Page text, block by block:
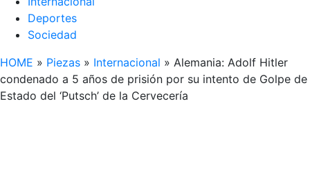
Deportes
Sociedad
HOME » Piezas » Internacional » Alemania: Adolf Hitler
condenado a 5 años de prisión por su intento de Golpe de
Estado del ‘Putsch’ de la Cervecería